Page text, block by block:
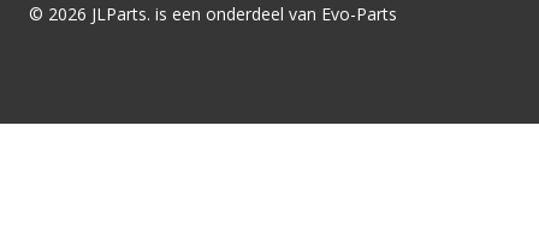
© 2026 JLParts. is een onderdeel van Evo-Parts